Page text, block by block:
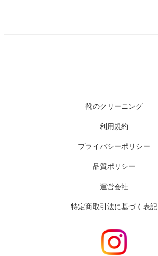
靴のクリーニング
利用規約
プライバシーポリシー
品質ポリシー
運営会社
特定商取引法に基づく表記